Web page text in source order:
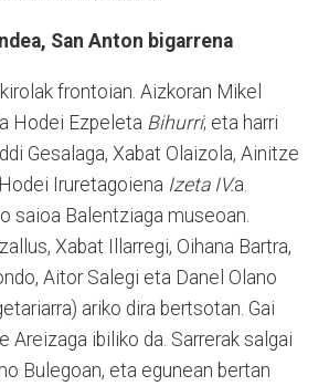
San Anton bigarrena
frontoian. Aizkoran Mikel
Hodei Ezpeleta Bihurri; eta harri
Gesalaga, Xabat Olaizola, Ainitze
Iruretagoiena Izeta IV.a.
saioa Balentziaga museoan.
Xabat Illarregi, Oihana Bartra,
Aitor Salegi eta Danel Olano
ariko dira bertsotan. Gai
Areizaga ibiliko da. Sarrerak salgai
Bulegoan, eta egunean bertan